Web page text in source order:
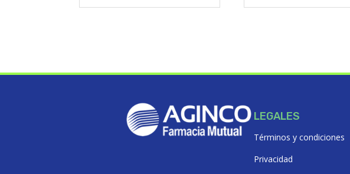
$5505,62.
LEGALES
Términos y condiciones
Privacidad